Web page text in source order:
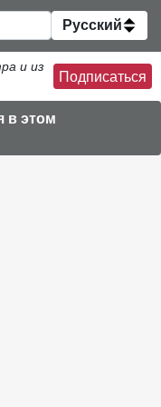
Русский
и из
Подписаться
в этом